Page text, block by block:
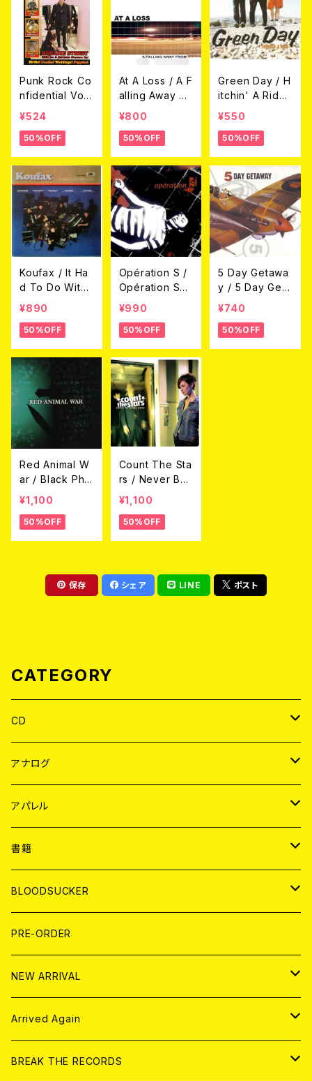
Punk Rock Co
nfidential Vol.1
2007年4月号
¥524
50%OFF
At A Loss / A F
alling Away Fr
om (CD)
¥800
50%OFF
Green Day / H
itchin' A Ride
(CDEP)
¥550
50%OFF
Koufax / It Ha
d To Do With
Love (CD)
¥890
50%OFF
Opération S /
Opération S
(CD)
¥990
50%OFF
5 Day Getawa
y / 5 Day Geta
way (CDEP)
¥740
50%OFF
Red Animal W
ar / Black Pha
ntom Crusade
s (CD)
¥1,100
50%OFF
Count The Sta
rs / Never Be
Taken Alive
(CD)
¥1,100
50%OFF
保存 シェア LINE ポスト
CATEGORY
CD
JAPAN
WORLD
アナログ
JAPAN
７EP
LP
WORLD
7EP
LP
アパレル
JAPAN
T-shirt
HOOD
WORLD
T-shirt
HOOD
書籍
MAGAZINE
BOLLOCKS
EL ZINE
写真集 (PHOTOBOOK)
BLOODSUCKER
CD
アナログ
アパレル
書籍
PRE-ORDER
NEW ARRIVAL
CD
アナログ
Arrived Again
CD
BREAK THE RECORDS